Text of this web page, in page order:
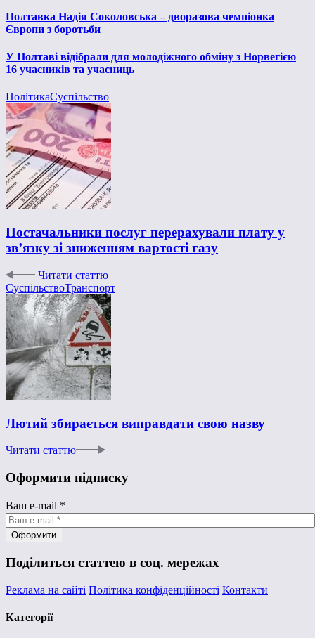
Полтавка Надія Соколовська – дворазова чемпіонка
Європи з боротьби
У Полтаві відібрали для молодіжного обміну з Норвегією
16 учасників та учасниць
ПолітикаСуспільство
Постачальники послуг перерахували плату у
зв’язку зі зниженням вартості газу
Читати статтю
СуспільствоТранспорт
Лютий збирається виправдати свою назву
Читати статтю
Оформити підписку
Ваш e-mail *
Поділиться статтею в соц. мережах
Реклама на сайті Політика конфіденційності Контакти
Категорії